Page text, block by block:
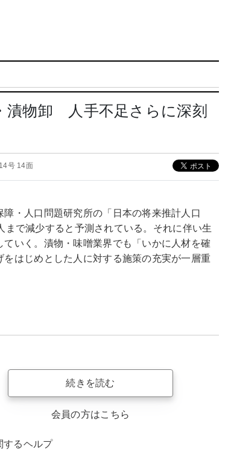
漬物卸 人手不足さらに深刻
号 14面
・人口問題研究所の「日本の将来推計人口
まで減少すると予測されている。それに伴い生
いく。漬物・味噌業界でも「いかに人材を確
はじめとした人に対する施策の充実が一層重
続きを読む
会員の方はこちら
するヘルプ